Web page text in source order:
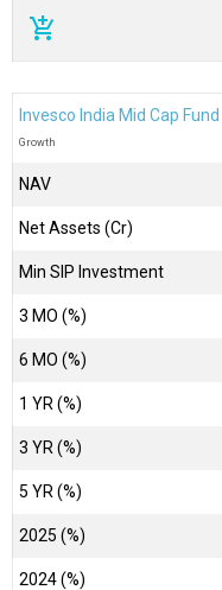
add_shopping_cart
Invesco India Mid Cap Fund
Growth
NAV
Net Assets (Cr)
Min SIP Investment
3 MO (%)
6 MO (%)
1 YR (%)
3 YR (%)
5 YR (%)
2025 (%)
2024 (%)